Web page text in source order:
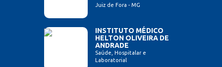
Juiz de Fora - MG
INSTITUTO MÉDICO
HELTON OLIVEIRA DE
ANDRADE
Saúde, Hospitalar e
Laboratorial